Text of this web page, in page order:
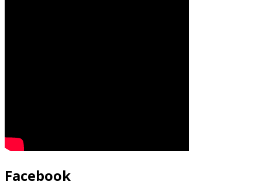
Facebook